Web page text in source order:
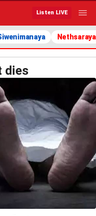
Listen LIVE
Nethsaraya
dies